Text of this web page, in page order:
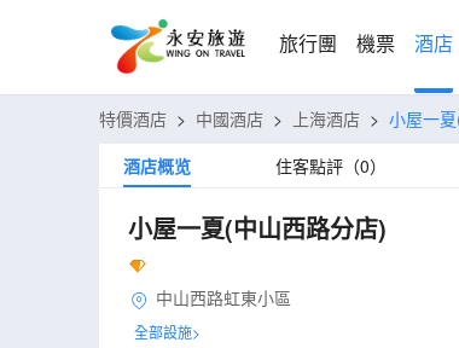
旅行團 機票 酒店
特價酒店 > 中國酒店 > 上海酒店 > 小屋一
酒店概览
住客點評（0）
小屋一夏(中山西路分店)
中山西路虹東小區
全部設施>